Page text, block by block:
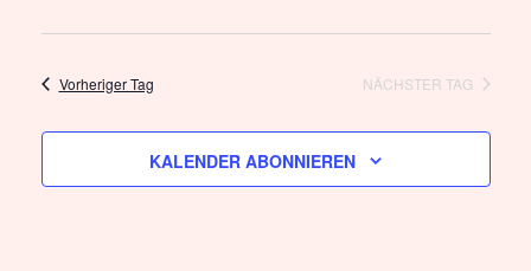
Vorheriger Tag NÄCHSTER TAG
KALENDER ABONNIEREN